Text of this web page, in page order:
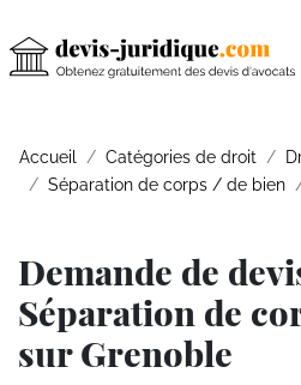
Accueil Catégories de droit
Séparation de corps / de bien
Demande de
Séparation de
sur Grenoble